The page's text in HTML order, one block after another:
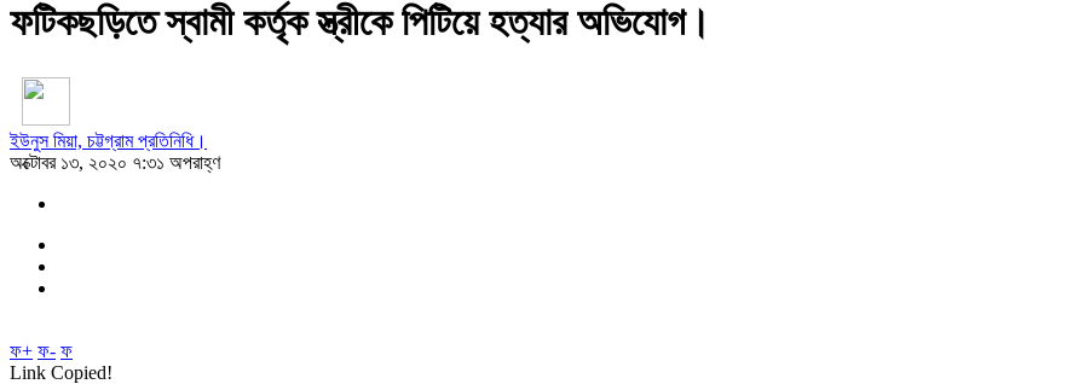
ফটিকছড়িতে স্বামী কর্তৃক স্ত্রীকে পিটিয়ে হত্যার অভিযোগ।
ইউনুস মিয়া, চট্টগ্রাম প্রতিনিধি।
অক্টোবর ১৩, ২০২০ ৭:৩১ অপরাহ্ণ
ফ+ ফ- ফ
Link Copied!